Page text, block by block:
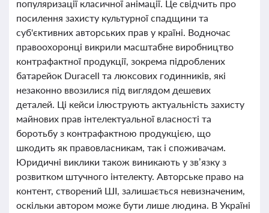
популяризації класичної анімації. Це свідчить про
посилення захисту культурної спадщини та
суб'єктивних авторських прав у країні. Водночас
правоохоронці викрили масштабне виробництво
контрафактної продукції, зокрема підроблених
батарейок Duracell та люксових годинників, які
незаконно ввозилися під виглядом дешевих
деталей. Ці кейси ілюструють актуальність захисту
майнових прав інтелектуальної власності та
боротьбу з контрафактною продукцією, що
шкодить як правовласникам, так і споживачам.
Юридичні виклики також виникають у зв’язку з
розвитком штучного інтелекту. Авторське право на
контент, створений ШІ, залишається невизначеним,
оскільки автором може бути лише людина. В Україні